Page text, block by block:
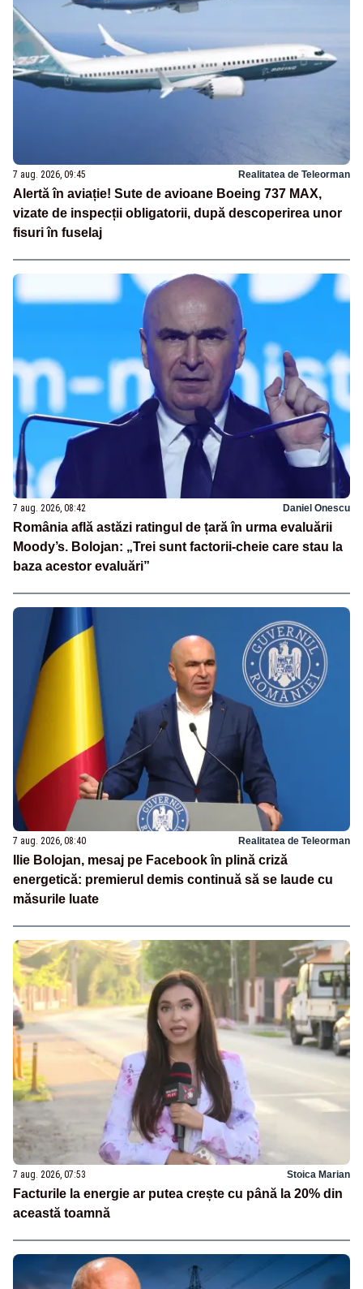
7 aug. 2026, 09:45 Realitatea de Teleorman
Alertă în aviație! Sute de avioane Boeing 737 MAX,
vizate de inspecții obligatorii, după descoperirea unor
fisuri în fuselaj
7 aug. 2026, 08:42 Daniel Onescu
România află astăzi ratingul de țară în urma evaluării
Moody’s. Bolojan: „Trei sunt factorii-cheie care stau la
baza acestor evaluări”
7 aug. 2026, 08:40 Realitatea de Teleorman
Ilie Bolojan, mesaj pe Facebook în plină criză
energetică: premierul demis continuă să se laude cu
măsurile luate
7 aug. 2026, 07:53 Stoica Marian
Facturile la energie ar putea crește cu până la 20% din
această toamnă